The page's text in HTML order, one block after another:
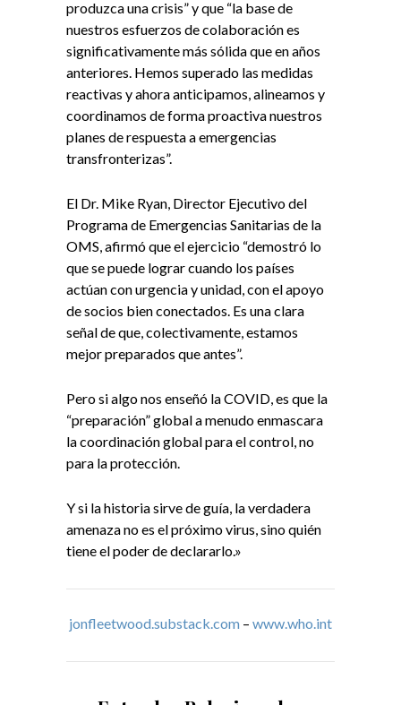
produzca una crisis” y que “la base de
nuestros esfuerzos de colaboración es
significativamente más sólida que en años
anteriores. Hemos superado las medidas
reactivas y ahora anticipamos, alineamos y
coordinamos de forma proactiva nuestros
planes de respuesta a emergencias
transfronterizas”.
El Dr. Mike Ryan, Director Ejecutivo del
Programa de Emergencias Sanitarias de la
OMS, afirmó que el ejercicio “demostró lo
que se puede lograr cuando los países
actúan con urgencia y unidad, con el apoyo
de socios bien conectados. Es una clara
señal de que, colectivamente, estamos
mejor preparados que antes”.
Pero si algo nos enseñó la COVID, es que la
“preparación” global a menudo enmascara
la coordinación global para el control, no
para la protección.
Y si la historia sirve de guía, la verdadera
amenaza no es el próximo virus, sino quién
tiene el poder de declararlo.»
jonfleetwood.substack.com – www.who.int